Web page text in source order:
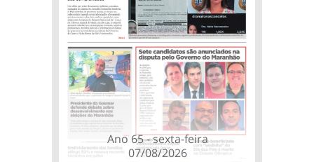
Ano 65 - sexta-feira
07/08/2026